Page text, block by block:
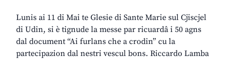
Lunis ai 11 di Mai te Glesie di Sante Marie sul Cjiscjel
di Udin, si è tignude la messe par ricuardâ i 50 agns
dal document “Ai furlans che a crodin” cu la
partecipazion dal nestri vescul bons. Riccardo Lamba